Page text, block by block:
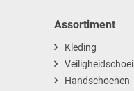
Assortiment
Kleding
Handschoenen